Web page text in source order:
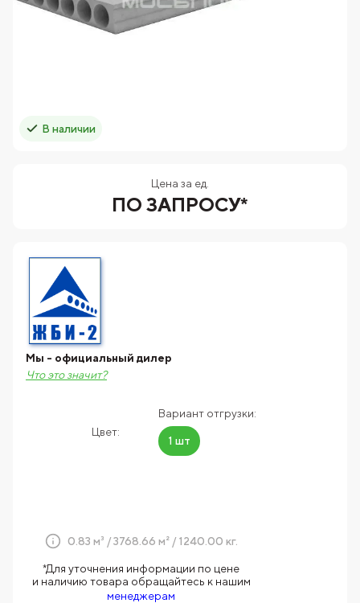
В наличии
Цена за ед.
ПО ЗАПРОСУ*
Цвет:
Вариант отгрузки:
1 шт
Мы - официальный дилер
Что это значит?
0.83 м³ / 3768.66 м² / 1240.00 кг.
*Для уточнения информации по цене
и наличию товара обращайтесь к нашим
менеджерам